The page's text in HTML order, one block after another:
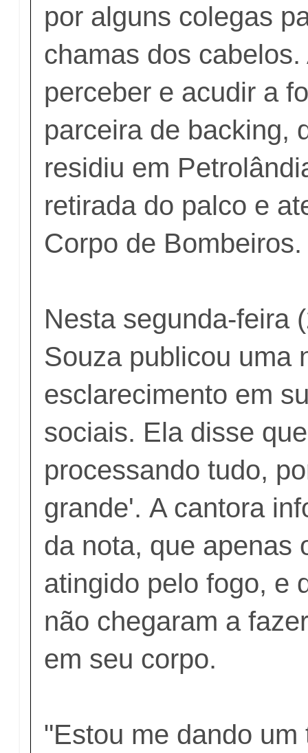
por alguns colegas
chamas dos
perceber e acudir a
parceira de backing,
residiu em
retirada do palco e
Corpo de
Nesta segunda-feira
Souza publicou uma
esclarecimento em
sociais. Ela disse
processando tudo,
grande'. A cantora
da nota, que apenas
atingido pelo fogo, e
não chegaram a
em seu corpo.
"Estou me dando